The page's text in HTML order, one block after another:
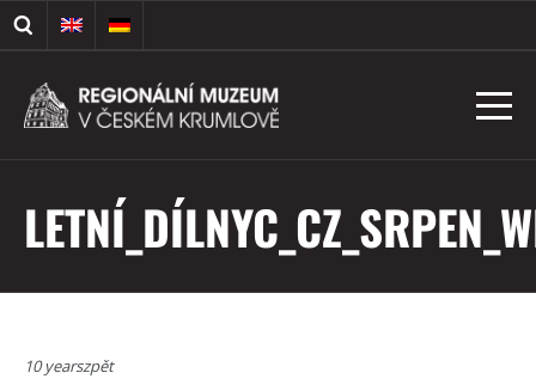
10 yearszpět